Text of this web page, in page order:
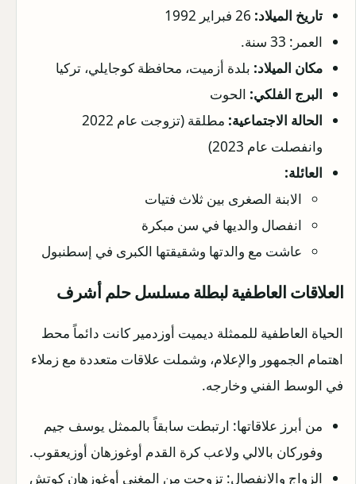
تاريخ الميلاد:
العمر: 33 سنة.
مكان الميلاد: بلدة أزميت، محافظة كوجايلي، تركيا
البرج الفلكي: الحوت
الحالة الاجتماعية:
مطلقة (تزوجت عام 2022
وانفصلت عام 2023)
العائلة:
الابنة الصغرى بين ثلاث فتيات
انفصال والديها في سن مبكرة
عاشت مع والدتها وشقيقتها الكبرى في إسطنبول
العلاقات العاطفية لبطلة مسلسل حلم أشرف
الحياة العاطفية للممثلة ديميت أوزدمير كانت دائماً محط
اهتمام الجمهور والإعلام، وشملت علاقات متعددة مع زملاء
في الوسط الفني وخارجه.
من أبرز علاقاتها: ارتبطت سابقاً بالممثل يوسف جيم
وفوركان بالالي ولاعب كرة القدم أوغوزهان أوزيعقوب.
الزواج والانفصال: تزوجت من المغني أوغوزهان كوتش